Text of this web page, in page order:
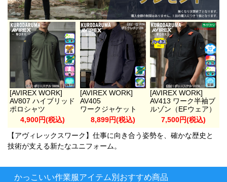
[AVIREX WORK]
AV807 ハイブリッド
ポロシャツ
4,900円(税込)
[AVIREX WORK]
AV405
ワークジャケット
8,899円(税込)
[AVIREX WORK]
AV413 ワーク半袖ブ
ルゾン（EFウェア）
7,500円(税込)
【アヴィレックスワーク】仕事に向き合う姿勢を、確かな歴史と
技術が支える新たなユニフォーム。
かっこいい作業服アイテム別おすすめ商品